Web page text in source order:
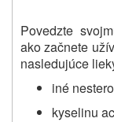
Povedzte
ako začnete
nasledujúce
iné
kyselinu